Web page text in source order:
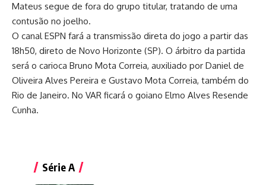
Mateus segue de fora do grupo titular, tratando de uma
contusão no joelho.
O canal ESPN fará a transmissão direta do jogo a partir das
18h50, direto de Novo Horizonte (SP). O árbitro da partida
será o carioca Bruno Mota Correia, auxiliado por Daniel de
Oliveira Alves Pereira e Gustavo Mota Correia, também do
Rio de Janeiro. No VAR ficará o goiano Elmo Alves Resende
Cunha.
Série A